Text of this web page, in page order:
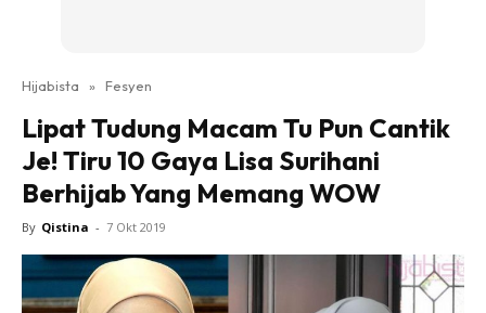
Hijabista » Fesyen
Lipat Tudung Macam Tu Pun Cantik
Je! Tiru 10 Gaya Lisa Surihani
Berhijab Yang Memang WOW
By Qistina - 7 Okt 2019